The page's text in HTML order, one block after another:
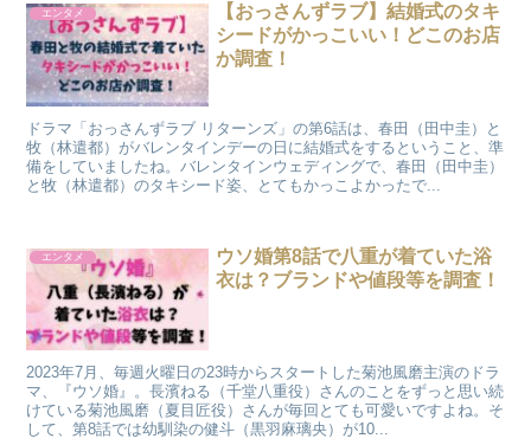
エンタメ
【おっさんずラブ】結婚式のタキ
シードがかっこいい！どこのお店
か調査！
ドラマ「おっさんずラブ リターンズ」の第6話は、春田（田中圭）と
牧（林遣都）がバレンタインデーの日に結婚式をするということ、準
備をしていましたね。バレンタインウェディングで、春田（田中圭）
と牧（林遣都）のタキシード姿、とてもかっこよかったで...
エンタメ
ウソ婚第8話で八重が着ていた浴
衣は？ブランドや値段等を調査！
2023年7月、毎週火曜日の23時からスタートした菊池風磨主演のドラ
マ、『ウソ婚』。長濱ねる（千堂八重役）さんのことをずっと思い続
けている菊池風磨（夏目匠役）さんが毎回とても可愛いですよね。そ
して、第8話では幼馴染の健斗（黒羽麻璃央）が10...